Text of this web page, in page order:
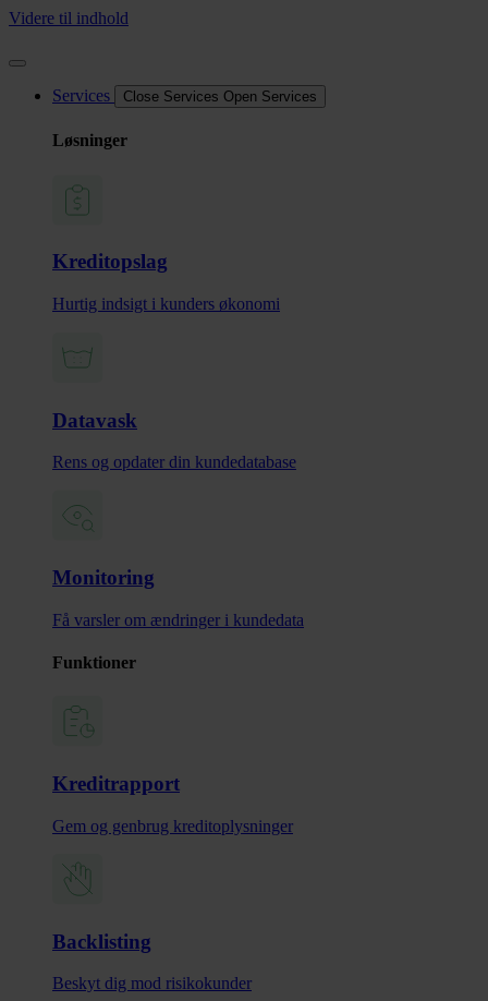
Videre til indhold
Services Close Services Open Services
Løsninger
Kreditopslag
Hurtig indsigt i kunders økonomi
Datavask
Rens og opdater din kundedatabase
Monitoring
Få varsler om ændringer i kundedata
Funktioner
Kreditrapport
Gem og genbrug kreditoplysninger
Backlisting
Beskyt dig mod risikokunder